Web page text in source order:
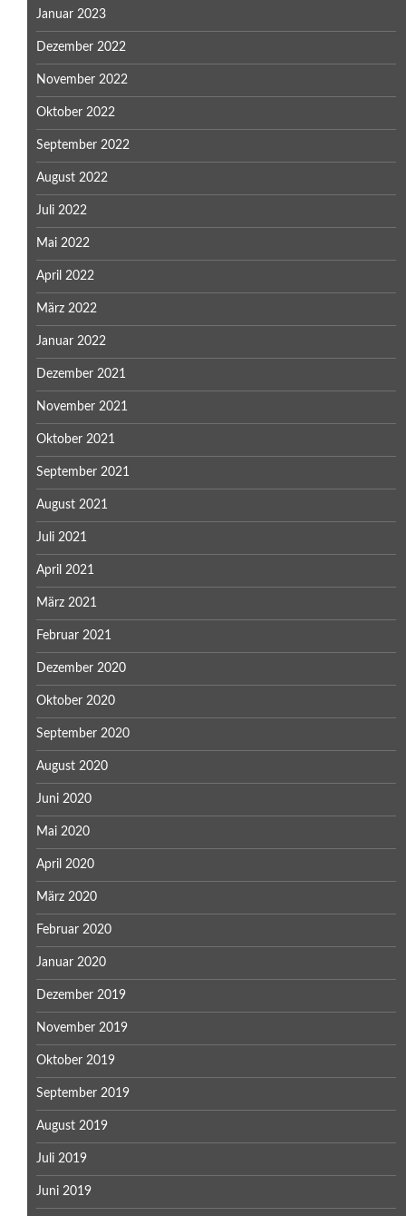
Januar 2023
Dezember 2022
November 2022
Oktober 2022
September 2022
August 2022
Juli 2022
Mai 2022
April 2022
März 2022
Januar 2022
Dezember 2021
November 2021
Oktober 2021
September 2021
August 2021
Juli 2021
April 2021
März 2021
Februar 2021
Dezember 2020
Oktober 2020
September 2020
August 2020
Juni 2020
Mai 2020
April 2020
März 2020
Februar 2020
Januar 2020
Dezember 2019
November 2019
Oktober 2019
September 2019
August 2019
Juli 2019
Juni 2019